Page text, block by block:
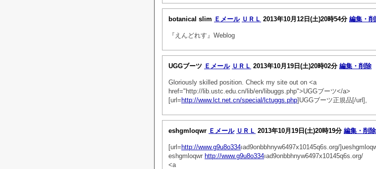
botanical slim Ｅメール ＵＲＬ 2013年10月12日(土)20時54分 編集・
『えんどれす』Weblog
UGGブーツ Ｅメール ＵＲＬ 2013年10月19日(土)20時02分 編集・削除
Gloriously skilled position. Check my site out on <a
href="http://lib.ustc.edu.cn/lib/en/libuggs.php">UGGブーツ</a>
[url= http://www.lct.net.cn/special/lctuggs.php]UGGブーツ正規品[/url],
eshgmloqwr Ｅメール ＵＲＬ 2013年10月19日(土)20時19分 編集・削除
[url= http://www.g9u8o334ıad9onbbhnyw6497x10145q6s.org/
eshgmloqwr http://www.g9u8o334ıad9onbbhnyw6497x10145q6s.org/
<a